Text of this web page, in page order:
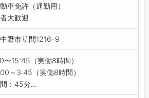
のレーザー加工機を操作して製品を加
後の製品の出来栄えを検査し、次の工
を渡します
ンスなどの作業も作業も行って頂きま
き加工業務＞
車免許（通勤用）
大歓迎
野市草間1216-9
〜15:45（実働8時間）
～3:45（実働8時間）
：45分...